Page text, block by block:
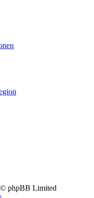
phpBB Limited